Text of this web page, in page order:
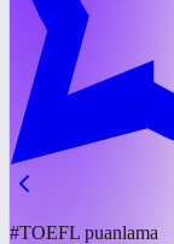
#TOEFL puanlama